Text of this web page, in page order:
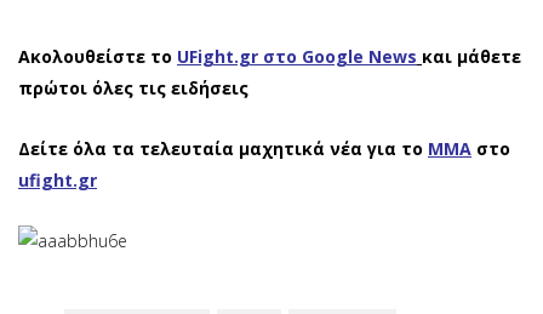
Ακολουθείστε το UFight.gr στο Google News και μάθετε
πρώτοι όλες τις ειδήσεις
Δείτε όλα τα τελευταία μαχητικά νέα για το ΜΜΑ στο
ufight.gr